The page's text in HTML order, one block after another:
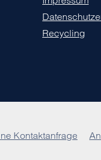
Recycling
Kontaktanfrage